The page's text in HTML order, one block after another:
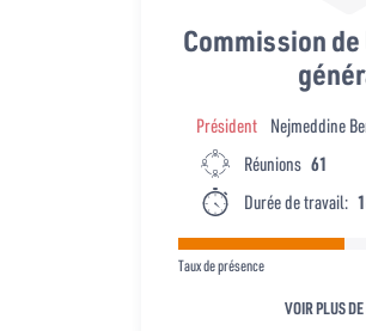
Commission
Président Nejmeddine
Réunions 61
Durée de travail:
Taux de présence
VOIR PLUS